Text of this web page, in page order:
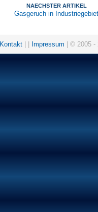
NAECHSTER ARTIKEL
Gasgeruch in
Kontakt Impressum | © 2005 -